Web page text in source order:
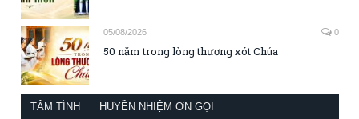
05/08/2026 0
50 năm trong lòng thương xót Chúa
TÂM TÌNH HUYỀN NHIỆM ƠN GỌI